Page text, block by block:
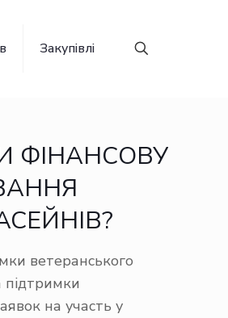
Закупівлі
ФІНАНСОВУ
ветеранського
на участь у